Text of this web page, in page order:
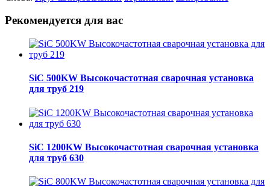
Рекомендуется для вас
SiC 500KW Высокочастотная сварочная установка
для труб 219
SiC 1200KW Высокочастотная сварочная установка
для труб 630